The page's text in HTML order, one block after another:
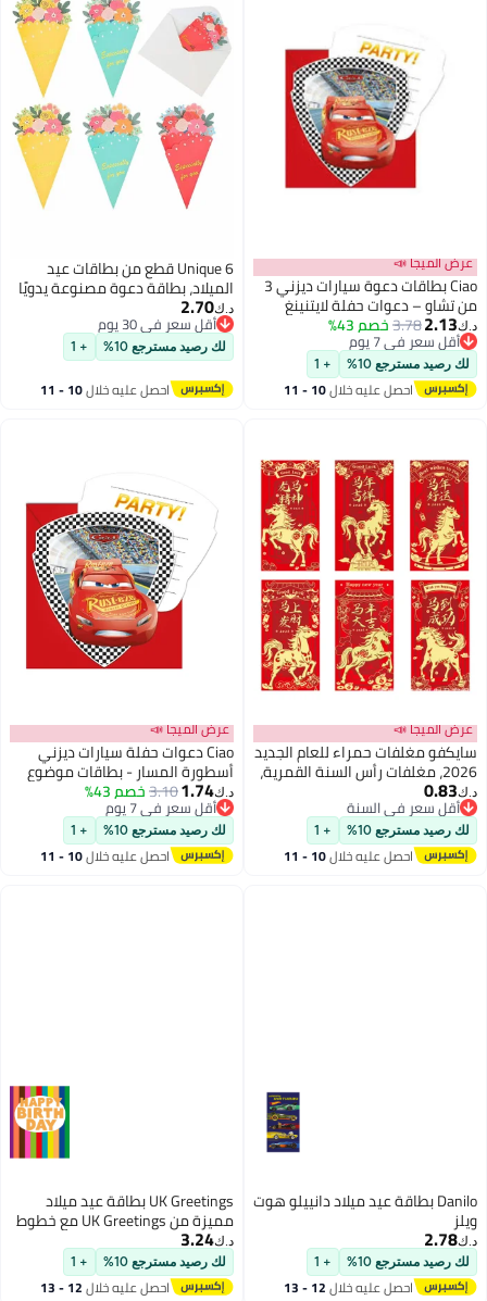
عرض الميجا 📣
Ciao بطاقات دعوة سيارات ديزني 3
من تشاو – دعوات حفلة لايتنينغ
مكوين مع أظرف لحفلات عيد ميلاد
الأطفال والاحتفالات ذات الطابع
السباق
د.ك‏2.13
3.78خصم 43%
أقل سعر في 7 يوم
أقل سعر في 7 يوم
لك رصيد مسترجع 10% + 1
احصل عليه خلال 10 - 11
Unique 6 قطع من بطاقات عيد
الميلاد، بطاقة دعوة مصنوعة يدويًا
على شكل زهرة، للأطفال والكبار،
بطاقة تهنئة مطوية، لحفلات
الزفاف، وعيد الأم، والتخرج، وأعياد
الميلاد
د.ك‏2.70
أقل سعر في 30 يوم
أقل سعر في 30 يوم
لك رصيد مسترجع 10% + 1
احصل عليه خلال 10 - 11
عرض الميجا 📣
سايكفو مغلفات حمراء للعام الجديد
2026، مغلفات رأس السنة القمرية،
زينة هدايا رأس السنة، لوازم حفلات
مغلف أحمر بستة نقوش ذهبية
بارزة - 6 قطع
د.ك‏0.83
أقل سعر في السنة
أقل سعر في السنة
لك رصيد مسترجع 10% + 1
احصل عليه خلال 10 - 11
عرض الميجا 📣
Ciao دعوات حفلة سيارات ديزني
أسطورة المسار - بطاقات موضوع
سباق لايتنينغ مككوين مع أظرف،
عبوة من 6
د.ك‏1.74
3.10خصم 43%
أقل سعر في 7 يوم
أقل سعر في 7 يوم
لك رصيد مسترجع 10% + 1
احصل عليه خلال 10 - 11
Danilo بطاقة عيد ميلاد دانييلو هوت
ويلز
د.ك‏2.78
لك رصيد مسترجع 10% + 1
احصل عليه خلال 12 - 13
UK Greetings بطاقة عيد ميلاد
مميزة من UK Greetings مع خطوط
ملونة
د.ك‏3.24
لك رصيد مسترجع 10% + 1
احصل عليه خلال 12 - 13